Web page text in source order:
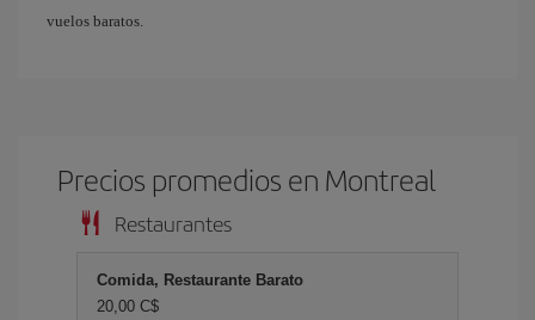
vuelos baratos.
Precios promedios en Montreal
Restaurantes
Comida, Restaurante Barato
20,00 C$